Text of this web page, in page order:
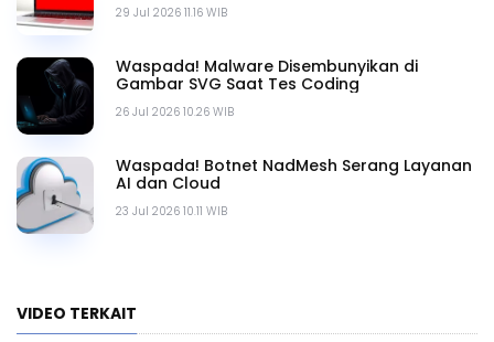
29 Jul 2026 11.16 WIB
26 Jul 2026 10.26 WIB
Waspada! Malware Disembunyikan di
Gambar SVG Saat Tes Coding
23 Jul 2026 10.11 WIB
Waspada! Botnet NadMesh Serang Layanan
AI dan Cloud
VIDEO TERKAIT